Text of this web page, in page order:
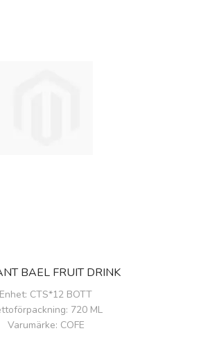
BAEL FRUIT DRINK
Enhet: CTS*12 BOTT
: 720 ML
Varumärke: COFE